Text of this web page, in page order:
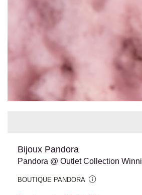
Bijoux Pandora
Pandora @ Outlet Collection
BOUTIQUE PANDORA